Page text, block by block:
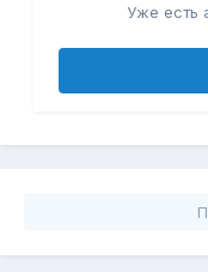
Уже есть